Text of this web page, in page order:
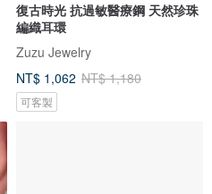
復古時光 抗過敏醫療鋼 天然珍珠
編織耳環
Zuzu Jewelry
NT$ 1,062 NT$ 1,180
可客製